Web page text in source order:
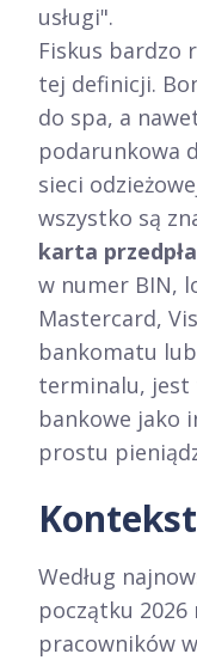
usługi".
Fiskus bardzo
tej definicji.
do spa, a
podarunkowa
sieci
wszystko są
karta
w numer BIN,
Mastercard,
bankomatu
terminalu, jest
bankowe jako
prostu
Według
początku 2026
pracowników